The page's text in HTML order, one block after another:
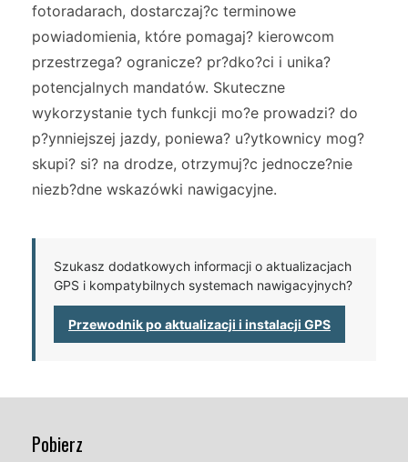
fotoradarach, dostarczaj?c terminowe
powiadomienia, które pomagaj? kierowcom
przestrzega? ogranicze? pr?dko?ci i unika?
potencjalnych mandatów. Skuteczne
wykorzystanie tych funkcji mo?e prowadzi? do
p?ynniejszej jazdy, poniewa? u?ytkownicy mog?
skupi? si? na drodze, otrzymuj?c jednocze?nie
niezb?dne wskazówki nawigacyjne.
Szukasz dodatkowych informacji o aktualizacjach
GPS i kompatybilnych systemach nawigacyjnych?
Przewodnik po aktualizacji i instalacji GPS
Pobierz